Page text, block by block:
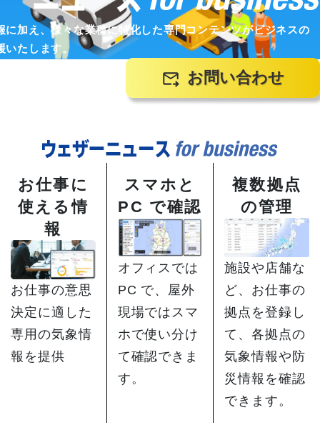
道
路
気
象
鉄
気
象
気候
テッ
ク
気象
ン
コプ
タ
小型
ーン
気象
に加え、様々な業種に特化した専門コンテンツがビジネスの
いたします。
お問い合わせ
お仕事に
使える情
報
お仕事の意思
決定に適した
専用の気象情
報を提供
スマホと
PC で確認
オフィスでは
PC で、屋外
現場ではスマ
ホで使い分け
て確認できま
す。
複数拠点
の管理
施設や店舗な
ど、お仕事の
拠点を登録し
て、各拠点の
気象情報や防
災情報を確認
できます。